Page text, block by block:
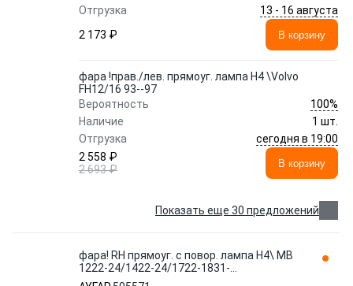
Отгрузка
13 - 16 августа
2 173 ₽
В корзину
фара !прав./лев. прямоуг. лампа H4 \Volvo
FH12/16 93--97
Вероятность
100%
Наличие
1 шт.
Отгрузка
сегодня в 19:00
2 558 ₽
2 693 ₽
В корзину
Показать еще 30 предложений
фара! RH прямоуг. с повор. лампа H4\ MB
1222-24/1422-24/1722-1831-
34/2433/2534 505571 AYFAR